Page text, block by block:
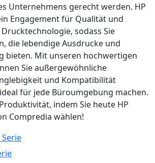
Unternehmens gerecht werden. HP
Engagement für Qualität und
sodass Sie
die lebendige Ausdrucke und
bieten. Mit unseren hochwertigen
Sie außergewöhnliche
und Kompatibilität
für jede Büroumgebung machen.
indem Sie heute HP
Compredia wählen!
Serie